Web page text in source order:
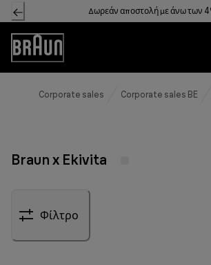
Skip
to
Content
Δωρεάν αποστολή με άνω των
Accessibility
Statement
Corporate sales Corporate sales BE
Braun x Ekivita
Φίλτρο